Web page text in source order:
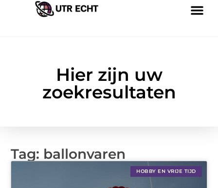
Hier zijn uw
zoekresultaten
Tag: ballonvaren
HOBBY EN VRIJE TIJD